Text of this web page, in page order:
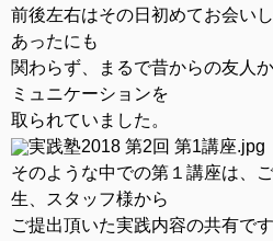
前後左右はその日初めてお会い
あったにも
関わらず、まるで昔からの友人
ミュニケーションを
取られていました。
そのような中での第１講座は、
生、スタッフ様から
ご提出頂いた実践内容の共有です